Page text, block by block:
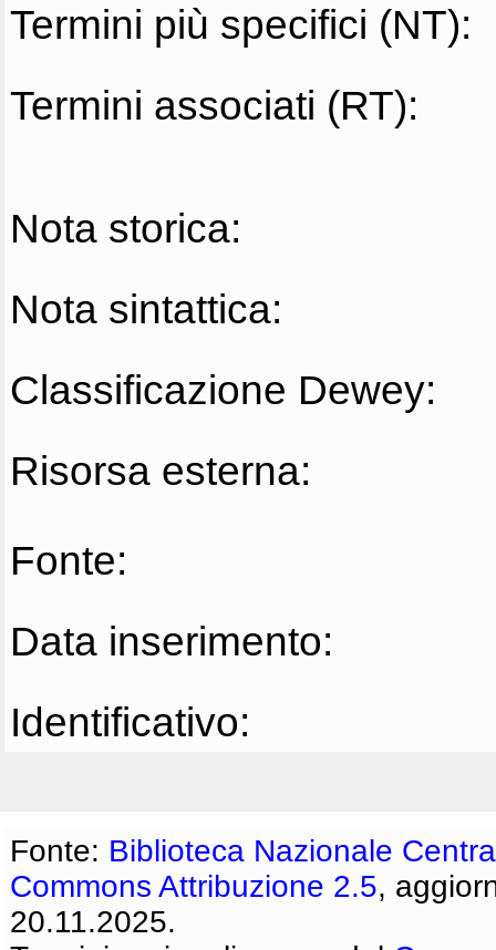
Termini più specifici (NT):
Termini associati (RT):
Nota storica:
Nota sintattica:
Classificazione Dewey:
Risorsa esterna:
Fonte:
Data inserimento:
Identificativo:
Fonte: Biblioteca Nazionale
Commons Attribuzione 2.5,
20.11.2025.